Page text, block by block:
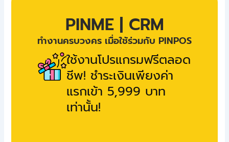
PINME | CRM
ทำงานครบวงคร เมื่อใช้ร่วมกับ PINPOS
ใช้งานโปรแกรมฟรีตลอด
ชีพ! ชำระเงินเพียงค่า
แรกเข้า 5,999 บาท
เท่านั้น!